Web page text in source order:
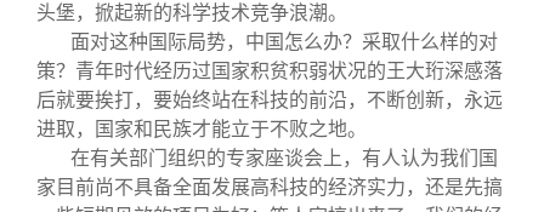
实用信息
总会章程
理事会名单
制度法规
头堡，掀起新的科学技术竞争浪潮。
面对这种国际局势，中国怎么办？采取什么样的对
策？青年时代经历过国家积贫积弱状况的王大珩深感落
后就要挨打，要始终站在科技的前沿，不断创新，永远
进取，国家和民族才能立于不败之地。
在有关部门组织的专家座谈会上，有人认为我们国
家目前尚不具备全面发展高科技的经济实力，还是先搞